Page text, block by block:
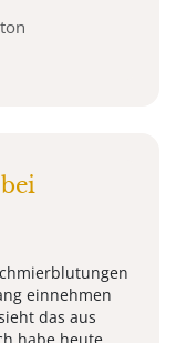
einnehmen
das aus